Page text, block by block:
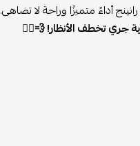
أداءً متميزًا وراحة لا تضاهى.
جري تخطف الأنظار! 💨🏃‍♂️